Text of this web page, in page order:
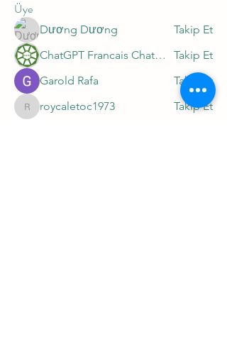
Üye
Dương Dương
Takip Et
ChatGPT Francais ChatGPTXOnline
Takip Et
Garold Rafa
Takip Et
roycaletoc1973
roycaletoc1973
Takip Et